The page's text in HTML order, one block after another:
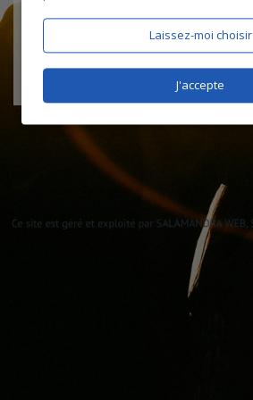
Laissez-moi choisir
J'accepte